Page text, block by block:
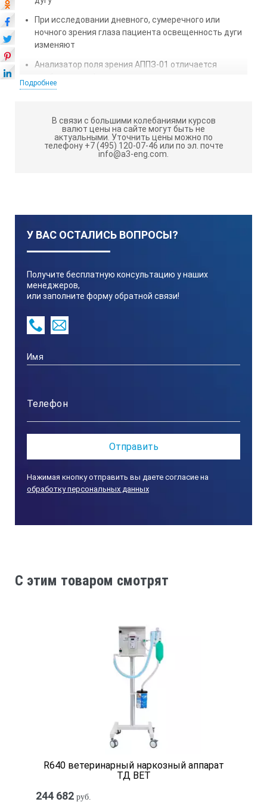
При исследовании дневного, сумеречного или
ночного зрения глаза пациента освещенность дуги
изменяют
Анализатор поля зрения АППЗ-01 отличается
характеристиками, продуманной эргономикой,
Позволяет четко определять границы поля зрения и
устанавливать наличие выпадений участков поля
зрения
Параметр
Испытательное поле-дуга, радиусом, мм
300
Перемещение испытательного объекта по дуге от
± 95°
Размеры испытательных объектов (световых пятен), мм
Цвета испытательных объектов
белый, красный, зеленый, синий
Яркость дуги, кД/м2, для дневного зрения
Подробнее
В связи с большими колебаниями курсов
валют цены на сайте могут быть не
актуальными. Уточнить цены можно по
телефону +7 (495) 120-07-46 или по эл. почте
info@a3-eng.com.
У ВАС ОСТАЛИСЬ ВОПРОСЫ?
Получите бесплатную консультацию у наших
менеджеров,
или заполните форму обратной связи!
Нажимая кнопку отправить вы даете согласие на
обработку персональных данных
C этим товаром смотрят
R640 ветеринарный наркозный аппарат
ТД ВЕТ
244 682 руб.